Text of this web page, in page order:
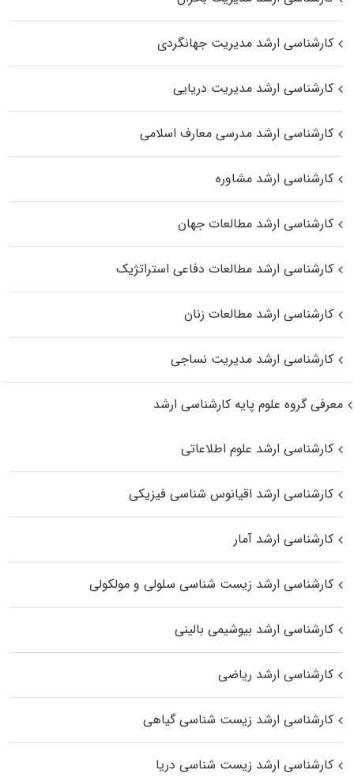
کارشناسی ارشد مدیریت جهانگردی
کارشناسی ارشد مدیریت دریایی
کارشناسی ارشد مدرسی معارف اسلامی
کارشناسی ارشد مشاوره
کارشناسی ارشد مطالعات جهان
کارشناسی ارشد مطالعات دفاعی استراتژیک
کارشناسی ارشد مطالعات زنان
کارشناسی ارشد مدیریت نساجی
معرفی گروه علوم پایه کارشناسی ارشد
کارشناسی ارشد علوم اطلاعاتی
کارشناسی ارشد اقیانوس‌ شناسی فیزیکی
کارشناسی ارشد آمار
کارشناسی ارشد زیست شناسی سلولی و مولکولی
کارشناسی ارشد بیوشیمی بالینی
کارشناسی ارشد ریاضی
کارشناسی ارشد زیست‌ شناسی گیاهی
کارشناسی ارشد زیست‌ شناسی دریا